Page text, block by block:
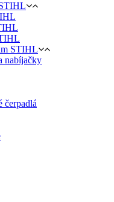
STIHL
nabíjačky
čerpadlá